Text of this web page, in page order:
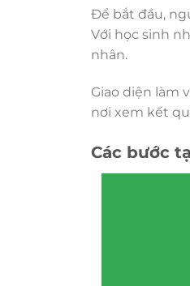
Để bắt đầu,
Với học sinh
nhân.
Giao diện làm
nơi xem kết
Các bước